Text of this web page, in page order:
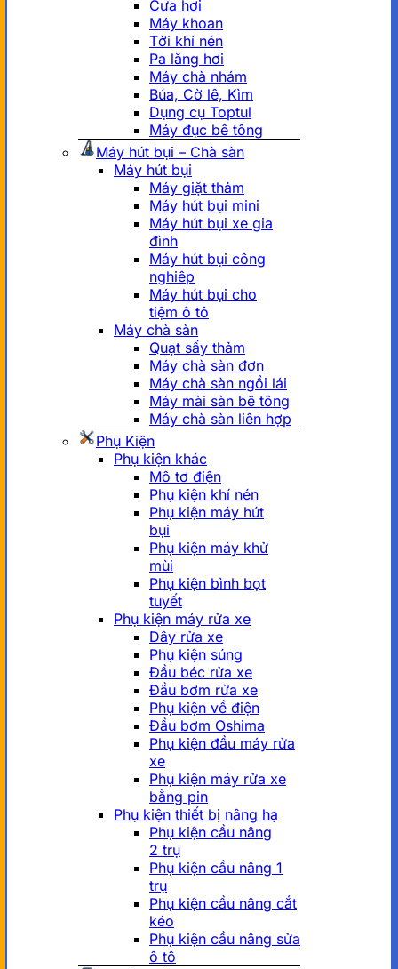
Cưa hơi
Máy khoan
Tời khí nén
Pa lăng hơi
Máy chà nhám
Búa, Cờ lê, Kìm
Dụng cụ Toptul
Máy đục bê tông
Máy hút bụi – Chà sàn
Máy hút bụi
Máy giặt thảm
Máy hút bụi mini
Máy hút bụi xe gia
đình
Máy hút bụi công
nghiêp
Máy hút bụi cho
tiệm ô tô
Máy chà sàn
Quạt sấy thảm
Máy chà sàn đơn
Máy chà sàn ngồi lái
Máy mài sàn bê tông
Máy chà sàn liên hợp
Phụ Kiện
Phụ kiện khác
Mô tơ điện
Phụ kiện khí nén
Phụ kiện máy hút
bụi
Phụ kiện máy khử
mùi
Phụ kiện bình bọt
tuyết
Phụ kiện máy rửa xe
Dây rửa xe
Phụ kiện súng
Đầu béc rửa xe
Đầu bơm rửa xe
Phụ kiện về điện
Đầu bơm Oshima
Phụ kiện đầu máy rửa
xe
Phụ kiện máy rửa xe
bằng pin
Phụ kiện thiết bị nâng hạ
Phụ kiện cầu nâng
2 trụ
Phụ kiện cầu nâng 1
trụ
Phụ kiện cầu nâng cắt
kéo
Phụ kiện cầu nâng sửa
ô tô